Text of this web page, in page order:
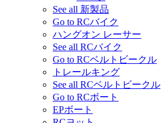
See all 新製品
Go to RCバイク
ハングオン レーサー
See all RCバイク
Go to RCベルトビークル
トレールキング
See all RCベルトビークル
Go to RCボート
EPボート